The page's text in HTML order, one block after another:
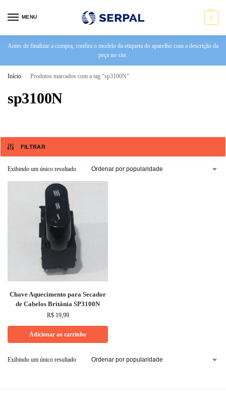
MENU 0
Antes de finalizar a compra, confira o modelo da etiqueta do aparelho com a descrição da
peça no site.
Início / Produtos marcados com a tag “sp3100N”
sp3100N
FILTRAR
Exibindo um único resultado
Chave Aquecimento para Secador
de Cabelos Britânia SP3100N
R$19,99
Adicionar ao carrinho
Exibindo um único resultado